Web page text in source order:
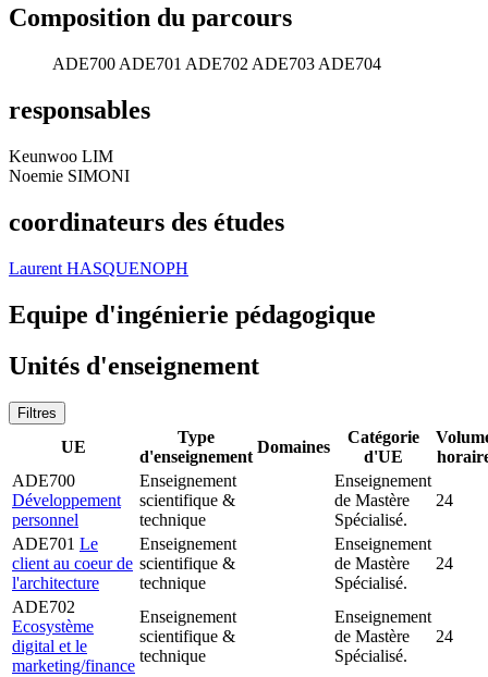
Composition du parcours
ADE700 ADE701 ADE702 ADE703 ADE704
responsables
Keunwoo LIM
Noemie SIMONI
coordinateurs des études
Laurent HASQUENOPH
Equipe d'ingénierie pédagogique
Unités d'enseignement
Filtres
UE
Type
d'enseignement
Domaines
Catégorie
d'UE
ADE700
Développement
personnel
Enseignement
scientifique &
technique
Enseignement
de Mastère
Spécialisé.
24
ADE701 Le
client au coeur de
l'architecture
Enseignement
scientifique &
technique
Enseignement
de Mastère
Spécialisé.
24
ADE702
Ecosystème
digital et le
marketing/finance
Enseignement
scientifique &
technique
Enseignement
de Mastère
Spécialisé.
24